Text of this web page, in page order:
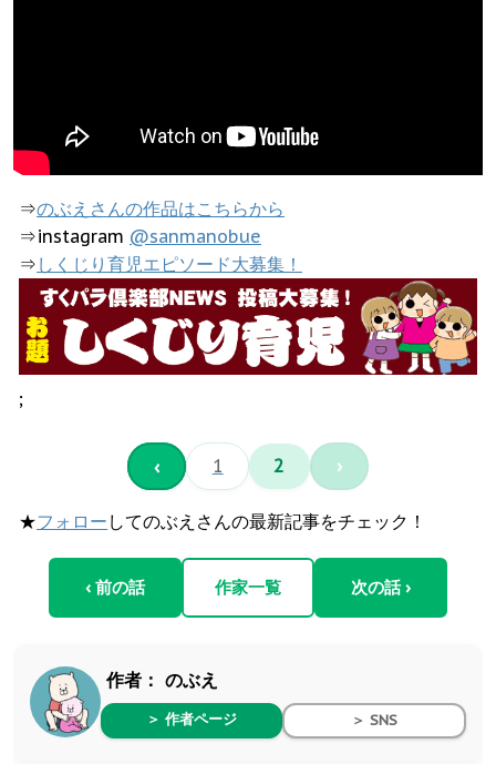
⇒のぶえさんの作品はこちらから
⇒instagram @sanmanobue
⇒ しくじり育児エピソード大募集！
;
‹ 1 2 ›
★フォロー してのぶえさんの最新記事をチェック！
‹ 前の話 作家一覧 次の話 ›
作者： のぶえ
＞ 作者ページ ＞ SNS